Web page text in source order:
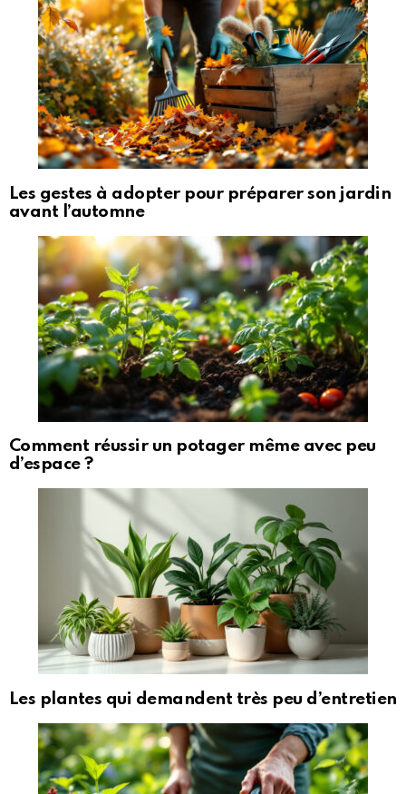
Les gestes à adopter pour préparer son jardin
avant l’automne
Comment réussir un potager même avec peu
d’espace ?
Les plantes qui demandent très peu d’entretien